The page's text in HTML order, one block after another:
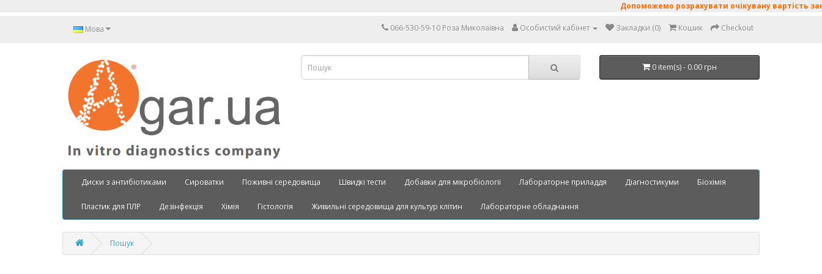
Допоможемо розрахувати очікувану вартість
Мова 066-530-59-10 Роза Миколаївна Особистий кабінет Закладки (0) Кошик Checkout
0 item(s) - 0.00 грн
Диски з антибіотиками Сироватки Поживні середовища Швидкі тести Добавки для мікробіології Лабораторне приладдя Діагностикуми Біохімія
Пластик для ПЛР Дезінфекція Хімія Гістологія Живильні середовища для культур клітин Лабораторне обладнання
Пошук